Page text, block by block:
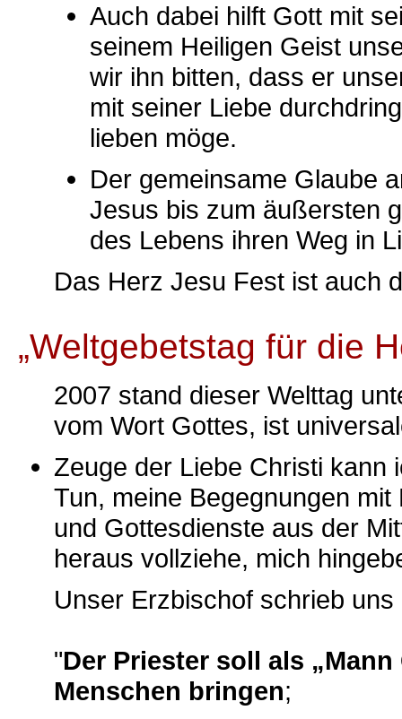
Auch dabei hilft Gott mit
seinem Heiligen Geist
wir ihn bitten, dass er
mit seiner Liebe
lieben möge.
Der gemeinsame Glaube
Jesus bis zum äußersten
des Lebens ihren Weg in
Das Herz Jesu Fest ist auch
„Weltgebetstag für die
2007 stand dieser Welttag
vom Wort Gottes, ist
Zeuge der Liebe Christi kann
Tun, meine Begegnungen
und Gottesdienste aus der
heraus vollziehe, mich
Unser Erzbischof schrieb uns
"Der Priester soll als
Menschen bringen;